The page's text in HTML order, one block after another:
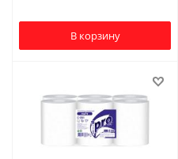
В корзину